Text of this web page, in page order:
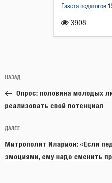
3908
Газета педагогов
по
записям
Предыдущая
запись:
НАЗАД
Опрос: половина молодых
реализовать свой потенциал
Следующая
запись
ДАЛЕЕ
Митрополит Иларион: «Если
эмоциями, ему надо сменить